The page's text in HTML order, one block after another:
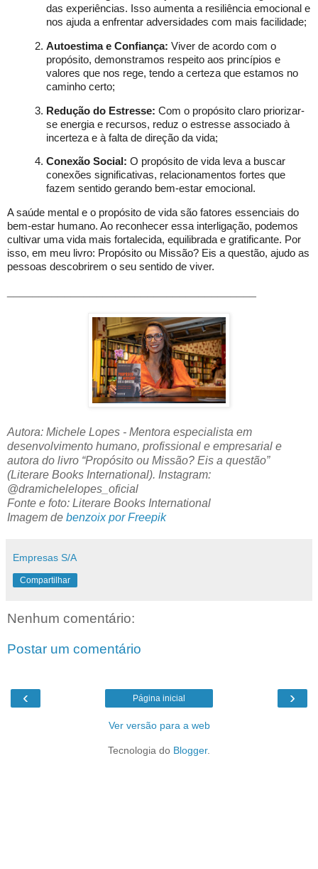
das experiências. Isso aumenta a resiliência emocional e
nos ajuda a enfrentar adversidades com mais facilidade;
Autoestima e Confiança: Viver de acordo com o
propósito, demonstramos respeito aos princípios e
valores que nos rege, tendo a certeza que estamos no
caminho certo;
Redução do Estresse: Com o propósito claro priorizar-
se energia e recursos, reduz o estresse associado à
incerteza e à falta de direção da vida;
Conexão Social: O propósito de vida leva a buscar
conexões significativas, relacionamentos fortes que
fazem sentido gerando bem-estar emocional.
A saúde mental e o propósito de vida são fatores essenciais do
bem-estar humano. Ao reconhecer essa interligação, podemos
cultivar uma vida mais fortalecida, equilibrada e gratificante. Por
isso, em meu livro: Propósito ou Missão? Eis a questão, ajudo as
pessoas descobrirem o seu sentido de viver.
Autora: Michele Lopes - Mentora especialista em
desenvolvimento humano, profissional e empresarial e
autora do livro “Propósito ou Missão? Eis a questão”
(Literare Books International). Instagram:
@dramichelelopes_oficial
Fonte e foto: Literare Books International
Imagem de benzoix por Freepik
Empresas S/A
Compartilhar
Nenhum comentário:
Postar um comentário
‹ ›
Página inicial
Ver versão para a web
Tecnologia do Blogger.